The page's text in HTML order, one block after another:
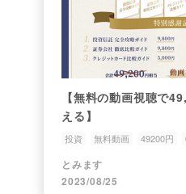
【無料の動画視聴で
える】
投資 無料動画 49200円
とみます
2023/08/25